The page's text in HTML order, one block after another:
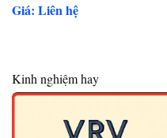
Giá: Liên hệ
Kinh nghiệm hay